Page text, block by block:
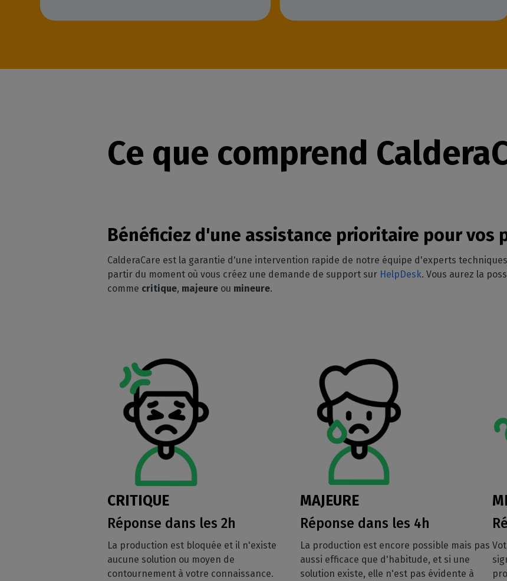
Ce que comprend
Bénéficiez d'une assistance prioritaire pour vos
CalderaCare est la garantie d'une intervention rapide de notre équipe d'experts
partir du moment où vous créez une demande de support sur HelpDesk. Vous aurez la
comme critique, majeure ou mineure.
CRITIQUE
Réponse dans les 2h
La production est bloquée et il n'existe
aucune solution ou moyen de
contournement à votre connaissance.
MAJEURE
Réponse dans les 4h
La production est encore possible mais pas
aussi efficace que d'habitude, et si une
solution existe, elle n'est pas évidente à